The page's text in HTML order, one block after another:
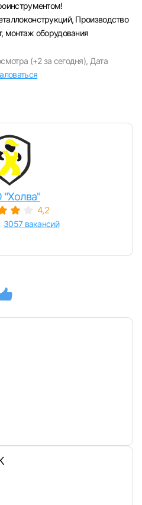
кабинет, чтобы
Производство
монтаж оборудования
(+2 за сегодня), Дата
4,2
3057 вакансий